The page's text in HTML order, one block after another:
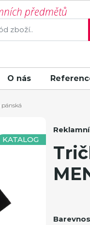
předmětů
O nás
pánská
KATALOG